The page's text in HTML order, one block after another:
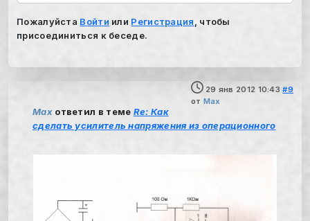
Пожалуйста Войти или Регистрация
, чтобы
присоединиться к беседе.
29 янв 2012 10:43 #9
от Max
Maxответил в теме Re: Как
сделать усилитель напряжения из операционного